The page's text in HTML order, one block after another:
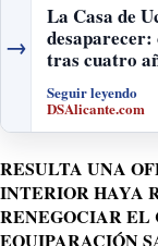
→
La Casa de
tras cuatro
Seguir leyendo
DSAlicante.com
RESULTA UNA
INTERIOR HAYA
RENEGOCIAR EL
EQUIPARACIÓN